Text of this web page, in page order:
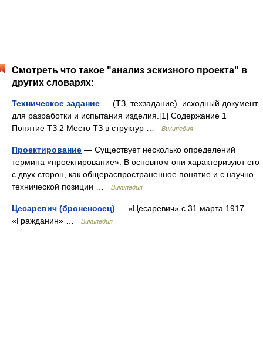
Смотреть что такое "анализ эскизного проекта" в
других словарях:
Техническое задание — (ТЗ, техзадание) исходный документ
для разработки и испытания изделия.[1] Содержание 1
Понятие ТЗ 2 Место ТЗ в структур …
Википедия
Проектирование — Существует несколько определений
термина «проектирование». В основном они характеризуют его
с двух сторон, как общераспространенное понятие и с научно
технической позиции …
Википедия
Цесаревич (броненосец) — «Цесаревич» c 31 марта 1917
«Гражданин» …
Википедия